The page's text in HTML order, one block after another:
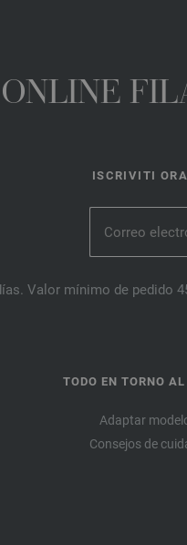
ISCRIVITI
Valor mínimo de pedido
TODO EN TORNO
Adaptar
Consejos de